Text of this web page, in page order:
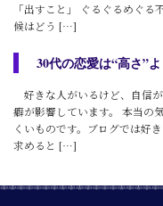
「出すこと」 ぐるぐるめぐ
候はどう […]
30代の恋愛は“高さ”
好きな人がいるけど、自信
癖が影響しています。 本当の
くいものです。ブログでは好
求めると […]